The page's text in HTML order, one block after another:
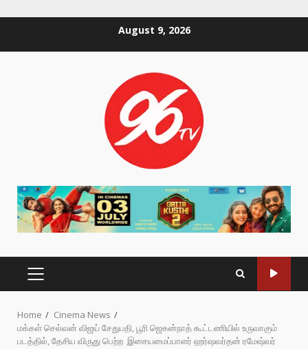
August 9, 2026
PRIMARY
MENU
Home
Cinema News
மக்கள் செல்வன் விஜய் சேதுபதி, பூரி ஜெகன்நாத் கூட்டணியில் உருவாகும்
படத்தில், தேசிய விருது பெற்ற இசையமைப்பாளர் ஹர்ஷவர்தன் ரமேஷ்வர்